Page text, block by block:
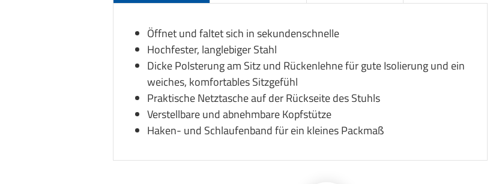
Öffnet und faltet sich in sekundenschnelle
Hochfester, langlebiger Stahl
Dicke Polsterung am Sitz und Rückenlehne für gute Isolierung und ein
weiches, komfortables Sitzgefühl
Praktische Netztasche auf der Rückseite des Stuhls
Verstellbare und abnehmbare Kopfstütze
Haken- und Schlaufenband für ein kleines Packmaß